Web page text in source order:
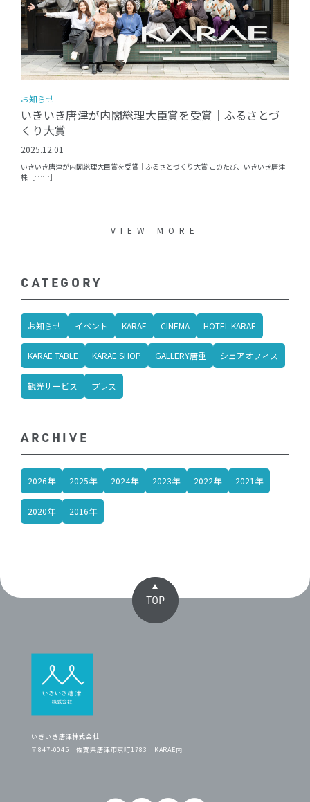
CATEGORY
お知らせ イベント KARAE CINEMA HOTEL KARAE
KARAE TABLE KARAE SHOP GALLERY唐重 シェアオフィス
観光サービス プレス
ARCHIVE
2026年 2025年 2024年 2023年 2022年 2021年
2020年 2016年
お知らせ
いきいき唐津が内閣総理大臣賞を受賞｜ふるさとづ
くり大賞
2025.12.01
いきいき唐津が内閣総理大臣賞を受賞｜ふるさとづくり大賞 このたび、いきいき唐津
株［……］
VIEW MORE
TOP
いきいき唐津株式会社
〒847-0045 佐賀県唐津市京町1783 KARAE内